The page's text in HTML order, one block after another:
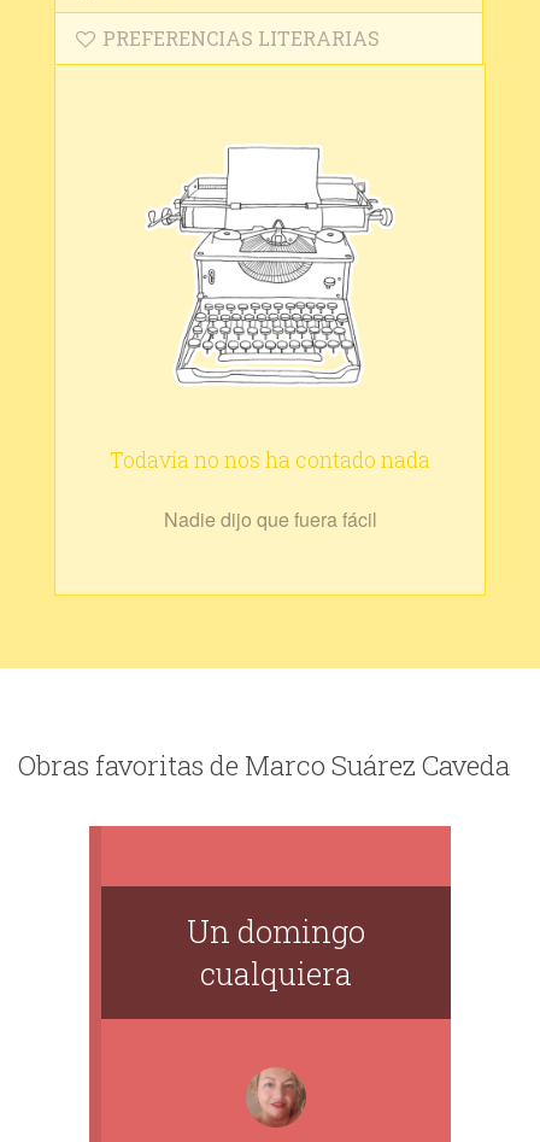
PREFERENCIAS LITERARIAS
Todavía no nos ha contado nada
Nadie dijo que fuera fácil
Obras favoritas de Marco Suárez Caveda
Un domingo
cualquiera